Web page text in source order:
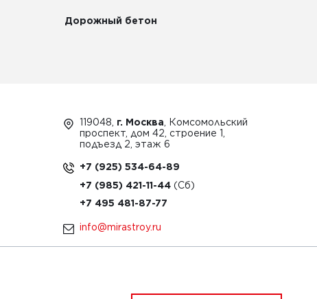
Дорожный бетон
119048, г. Москва , Комсомольский
проспект, дом 42, строение 1,
подъезд 2, этаж 6
+7 (925) 534-64-89
+7 (985) 421-11-44
+7 495 481-87-77
info@mirastroy.ru